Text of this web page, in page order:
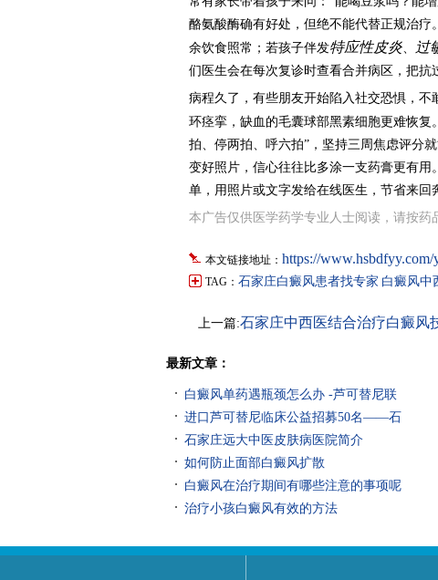
酪氨酸酶确有好处，但绝不能代替正规治
余饮食照常；若孩子伴发特应性皮炎、 过
们医生会在每次复诊时查看合并病区，把抗
病程久了，有些朋友开始陷入社交恐惧，
环痉挛，缺血的毛囊球部黑素细胞更难恢复
拍、停两拍、呼六拍”，坚持三周焦虑评分
变好照片，信心往往比多涂一支药膏更有
单，用照片或文字发给在线医生，节省来回
本广告仅供医学药学专业人士阅读，请按药
本文链接地址： https://
TAG： 石家庄白癜风患者找专家 白癜风中
上一篇:石家庄中西医结合治疗白癜风
最新文章：
白癜风单药遇瓶颈怎么办 -芦可替尼联
进口芦可替尼临床公益招募50名——石
石家庄远大中医皮肤病医院简介
如何防止面部白癜风扩散
白癜风在治疗期间有哪些注意的事项呢
治疗小孩白癜风有效的方法